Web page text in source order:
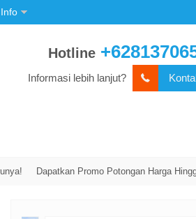
Info
Hotline
Informasi lebih lanjut?
Dapatkan Promo Potongan Harga Hingga